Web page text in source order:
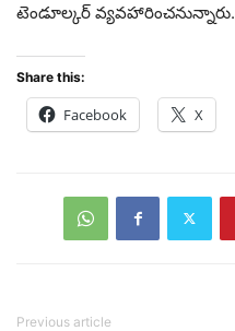
టెండూల్కర్ వ్యవహారించనున్నారు.
Share this:
Facebook X
Previous article